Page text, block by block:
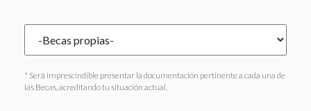
* Será imprescindible presentar la documentación pertinente a cada una de
las Becas, acreditando tu situación actual.